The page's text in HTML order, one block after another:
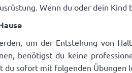
Wenn du oder dein
um der Entstehung von
benötigst du keine
du sofort mit folgenden Übungen